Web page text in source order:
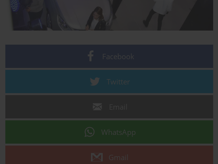
Facebook
Twitter
WhatsApp
Gmail